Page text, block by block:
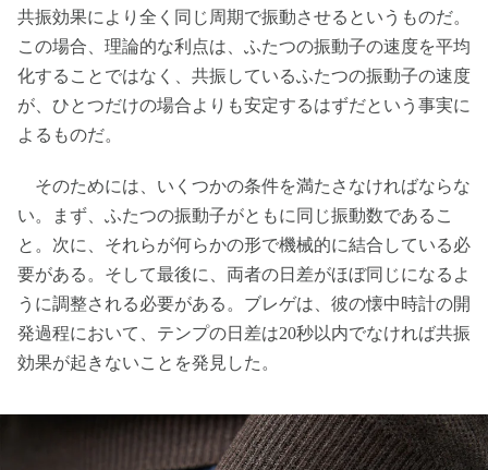
共振効果により全く同じ周期で振動させるというものだ。
この場合、理論的な利点は、ふたつの振動子の速度を平均
化することではなく、共振しているふたつの振動子の速度
が、ひとつだけの場合よりも安定するはずだという事実に
よるものだ。
そのためには、いくつかの条件を満たさなければならな
い。まず、ふたつの振動子がともに同じ振動数であるこ
と。次に、それらが何らかの形で機械的に結合している必
要がある。そして最後に、両者の日差がほぼ同じになるよ
うに調整される必要がある。ブレゲは、彼の懐中時計の開
発過程において、テンプの日差は20秒以内でなければ共振
効果が起きないことを発見した。